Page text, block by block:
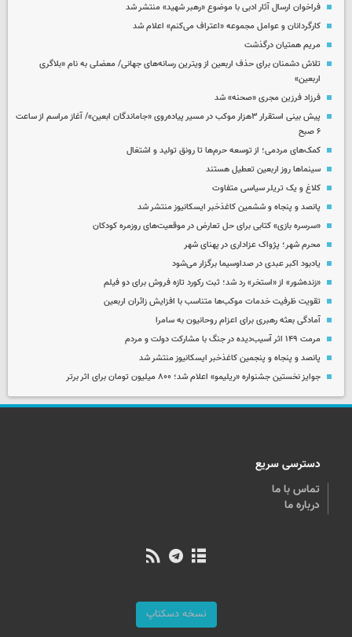
فراخوان ارسال آثار ادبی با موضوع «رهبر شهید» منتشر شد
کارگردانان و عوامل مجموعه «اعتراف می‌کنم» اعلام شد
مریم همتیان درگذشت
تلاش دشمنان برای حذف اربعین از ویترین رسانه‌های جهانی/ معضلی به نام «بلاگری
اربعین»
فرزاد فرزین مجری «صحنه» شد
پیش بینی استقرار ۳هزار موکب در مسیر پیاده‌روی «جاماندگان ابعین»/ آغاز مراسم از ساعت
۶ صبح
کمک‌های مردمی؛ از توسعه حرم‌ها تا رونق تولید و اشتغال
سینماها روز اربعین تعطیل هستند
کلاغ و یک تریلر سیاسی متفاوت
پانصد و پنجاه و ششمین کاغذخبر ایسکانیوز منتشر شد
«سرسره بازی» کتابی برای حل تعارض در موقعیت‌های روزمره کودکان
محرم شهر؛ پژواک عزاداری در پهنای شهر
یادبود اکبر عبدی در صداوسیما برگزار می‌شود
«زنده‌شور» از «استخر» رد شد؛ ثبت رکورد تازه فروش برای دو فیلم
تقویت ظرفیت خدمات موکب‌ها متناسب با افزایش زائران اربعین
آمادگی بعثه رهبری برای اعزام روحانیون به سامرا
مرمت ۱۴۹ اثر آسیب‌دیده در جنگ با مشارکت دولت و مردم
پانصد و پنجاه و پنجمین کاغذخبر ایسکانیوز منتشر شد
جوایز نخستین جشنواره «ریلیمو» اعلام شد؛ ۸۰۰ میلیون تومان برای اثر برتر
دسترسی سریع
تماس با ما
درباره ما
نسخه دسکتاپ